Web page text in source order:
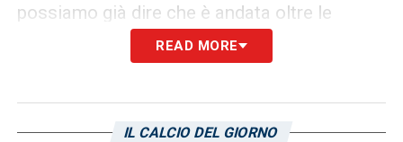
possiamo già dire che è andata oltre le
aspettative. Molto importanti saranno
queste ultime gare per avere ancora di più la
sulla carta, presentano tutte insidie diverse.
READ MORE
IL CALCIO DEL GIORNO